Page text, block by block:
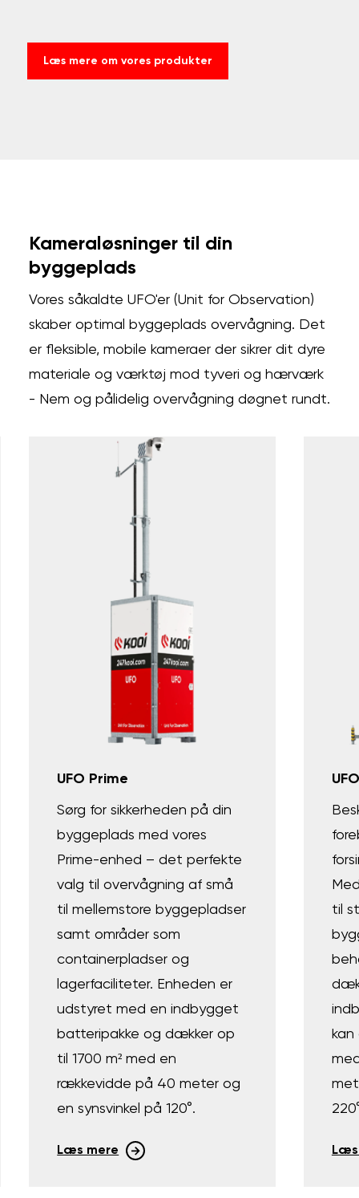
Læs mere om vores produkter
Kameraløsninger til din
byggeplads
Vores såkaldte UFO'er (Unit for Observation)
skaber optimal byggeplads overvågning. Det
er fleksible, mobile kameraer der sikrer dit dyre
materiale og værktøj mod tyveri og hærværk
- Nem og pålidelig overvågning døgnet rundt.
UFO Prime
Sørg for sikkerheden på din
byggeplads med vores
Prime-enhed – det perfekte
valg til overvågning af små
til mellemstore byggepladser
samt områder som
containerpladser og
lagerfaciliteter. Enheden er
udstyret med en indbygget
batteripakke og dækker op
til 1700 m² med en
rækkevidde på 40 meter og
en synsvinkel på 120°.
Læs mere
til
Læs